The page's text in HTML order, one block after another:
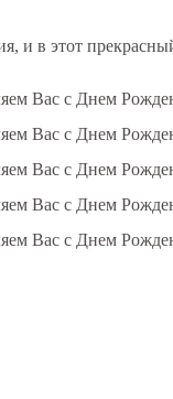
в этот
Вас с Днем
Вас с Днем
Вас с Днем
Вас с Днем
Вас с Днем